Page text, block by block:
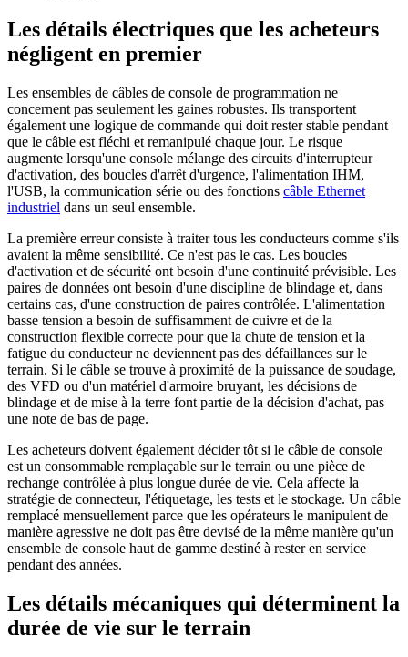
Les détails électriques que les acheteurs
négligent en premier
Les ensembles de câbles de console de programmation ne
concernent pas seulement les gaines robustes. Ils transportent
également une logique de commande qui doit rester stable pendant
que le câble est fléchi et remanipulé chaque jour. Le risque
augmente lorsqu'une console mélange des circuits d'interrupteur
d'activation, des boucles d'arrêt d'urgence, l'alimentation IHM,
l'USB, la communication série ou des fonctions câble Ethernet
industriel dans un seul ensemble.
La première erreur consiste à traiter tous les conducteurs comme s'ils
avaient la même sensibilité. Ce n'est pas le cas. Les boucles
d'activation et de sécurité ont besoin d'une continuité prévisible. Les
paires de données ont besoin d'une discipline de blindage et, dans
certains cas, d'une construction de paires contrôlée. L'alimentation
basse tension a besoin de suffisamment de cuivre et de la
construction flexible correcte pour que la chute de tension et la
fatigue du conducteur ne deviennent pas des défaillances sur le
terrain. Si le câble se trouve à proximité de la puissance de soudage,
des VFD ou d'un matériel d'armoire bruyant, les décisions de
blindage et de mise à la terre font partie de la décision d'achat, pas
une note de bas de page.
Les acheteurs doivent également décider tôt si le câble de console
est un consommable remplaçable sur le terrain ou une pièce de
rechange contrôlée à plus longue durée de vie. Cela affecte la
stratégie de connecteur, l'étiquetage, les tests et le stockage. Un câble
remplacé mensuellement parce que les opérateurs le manipulent de
manière agressive ne doit pas être devisé de la même manière qu'un
ensemble de console haut de gamme destiné à rester en service
pendant des années.
Les détails mécaniques qui déterminent la
durée de vie sur le terrain